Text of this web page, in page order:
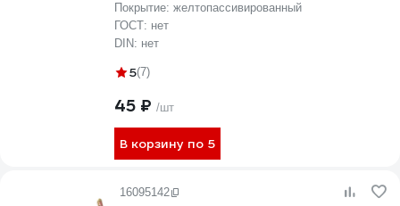
Покрытие: желтопассивированный
ГОСТ: нет
DIN: нет
5(7)
45 ₽ /шт
В корзину по 5
16095142